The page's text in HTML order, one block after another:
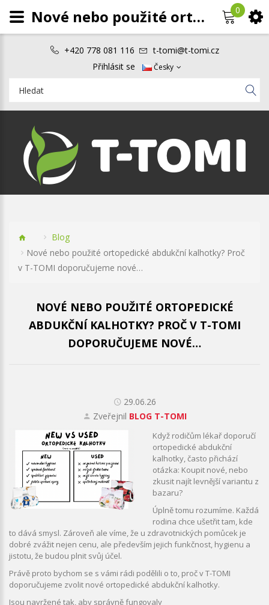
+420 778 081 116
t-tomi@t-tomi.cz
Přihlásit se
Česky
0
Blog
Nové nebo použité ortopedické abdukční kalhotky? Proč
v T-TOMI doporučujeme nové…
NOVÉ NEBO POUŽITÉ ORTOPEDICKÉ
ABDUKČNÍ KALHOTKY? PROČ V T-TOMI
DOPORUČUJEME NOVÉ…
29.06.26
Zveřejnil BLOG T-TOMI
Když rodičům lékař doporučí
ortopedické abdukční
kalhotky, často přichází
otázka: Koupit nové, nebo
zkusit najít levnější variantu z
bazaru?
Úplně tomu rozumíme. Každá
rodina chce ušetřit tam, kde
to dává smysl. Zároveň ale víme, že u zdravotnických pomůcek je
dobré zvážit nejen cenu, ale především jejich funkčnost, hygienu a
jistotu, že budou plnit svůj účel.
Právě proto bychom se s vámi rádi podělili o to, proč v T-TOMI
doporučujeme zvolit nové ortopedické abdukční kalhotky.
Jsou navržené tak, aby správně fungovaly
Nové nebo použité ortopedické abdukční kalhotky? Proč v T-TOMI doporučujeme nové…